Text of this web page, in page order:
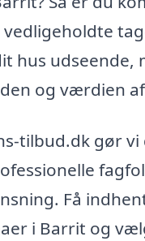
hus udseende,
og værdien
tilbud.dk gør
Få
i Barrit og